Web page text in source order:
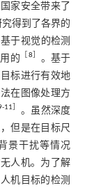
家安全带来了
得到了各界的
于视觉的检测
的
［8］ 。基于
标进行有效地
在图像处理方
-11］ 。虽然深度
但是在目标尺
景干扰等情况
人机。为了解
机目标的检测